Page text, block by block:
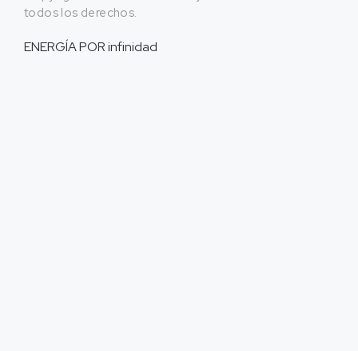
todos los derechos.
ENERGÍA PORinfinidad